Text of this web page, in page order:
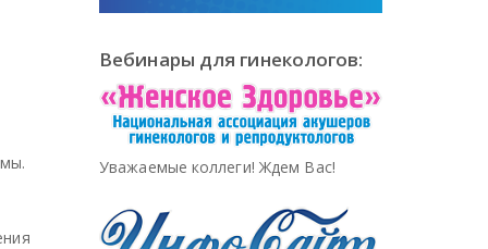
Вебинары для гинекологов:
Уважаемые коллеги! Ждем Вас!